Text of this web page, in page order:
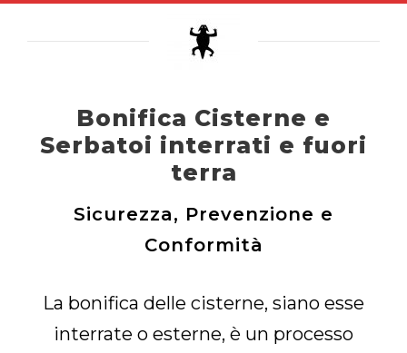
Bonifica Cisterne e
Serbatoi interrati e fuori
terra
Sicurezza, Prevenzione e
Conformità
La bonifica delle cisterne, siano esse
interrate o esterne, è un processo